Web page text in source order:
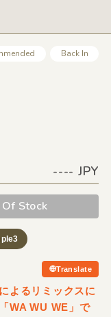
Back In
---- JPY
Stock
Translate
よるリミックスに
WA WU WE」で